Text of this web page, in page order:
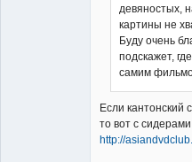
девяностых,
картины не
Буду очень
подскажет,
самим
Если кантонский
то вот с
http://